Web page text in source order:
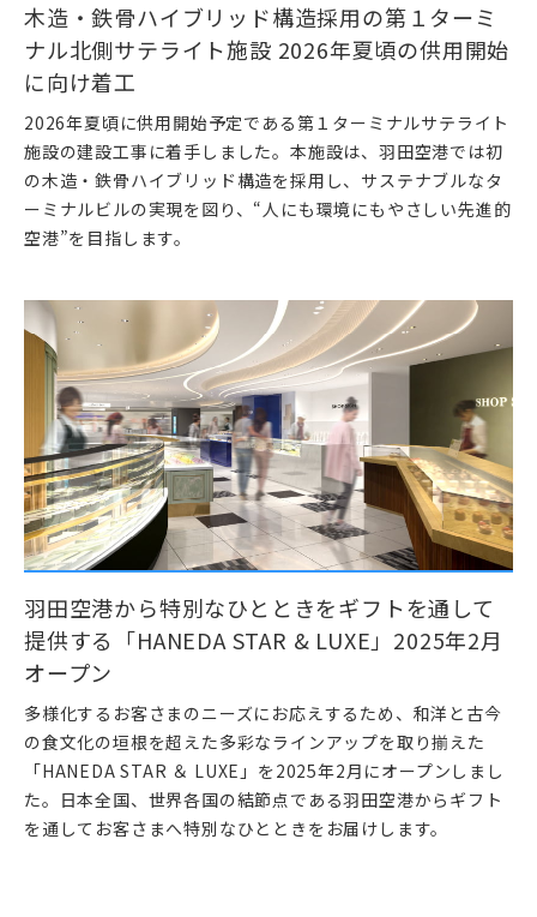
木造・鉄骨ハイブリッド構造採用の第１ターミ
ナル北側サテライト施設 2026年夏頃の供用開始
に向け着工
2026年夏頃に供用開始予定である第１ターミナルサテライト
施設の建設工事に着手しました。本施設は、羽田空港では初
の木造・鉄骨ハイブリッド構造を採用し、サステナブルなタ
ーミナルビルの実現を図り、“人にも環境にもやさしい先進的
空港”を目指します。
羽田空港から特別なひとときをギフトを通して
提供する「HANEDA STAR & LUXE」2025年2月
オープン
多様化するお客さまのニーズにお応えするため、和洋と古今
の食文化の垣根を超えた多彩なラインアップを取り揃えた
「HANEDA STAR ＆ LUXE」を2025年2月にオープンしまし
た。日本全国、世界各国の結節点である羽田空港からギフト
を通してお客さまへ特別なひとときをお届けします。